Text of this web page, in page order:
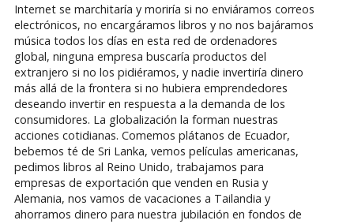
Internet se marchitaría y moriría si no enviáramos correos
electrónicos, no encargáramos libros y no nos bajáramos
música todos los días en esta red de ordenadores
global, ninguna empresa buscaría productos del
extranjero si no los pidiéramos, y nadie invertiría dinero
más allá de la frontera si no hubiera emprendedores
deseando invertir en respuesta a la demanda de los
consumidores. La globalización la forman nuestras
acciones cotidianas. Comemos plátanos de Ecuador,
bebemos té de Sri Lanka, vemos películas americanas,
pedimos libros al Reino Unido, trabajamos para
empresas de exportación que venden en Rusia y
Alemania, nos vamos de vacaciones a Tailandia y
ahorramos dinero para nuestra jubilación en fondos de